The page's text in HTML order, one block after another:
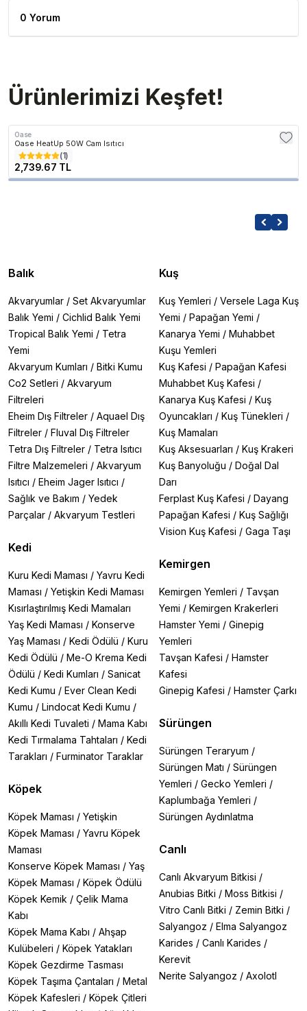
0 Yorum
Ürünlerimizi Keşfet!
Oase
Oase HeatUp 50W Cam Isıtıcı
(1)
2,739.67 TL
Balık
Akvaryumlar / Set Akvaryumlar
Balık Yemi / Cichlid Balık Yemi
Tropical Balık Yemi / Tetra
Yemi
Akvaryum Kumları / Bitki Kumu
Co2 Setleri / Akvaryum
Filtreleri
Eheim Dış Filtreler / Aquael Dış
Filtreler / Fluval Dış Filtreler
Tetra Dış Filtreler / Tetra Isıtıcı
Filtre Malzemeleri / Akvaryum
Isıtıcı / Eheim Jager Isıtıcı /
Sağlık ve Bakım / Yedek
Parçalar / Akvaryum Testleri
Kedi
Kuru Kedi Maması / Yavru Kedi
Maması / Yetişkin Kedi Maması
Kısırlaştırılmış Kedi Mamaları
Yaş Kedi Maması / Konserve
Yaş Maması / Kedi Ödülü / Kuru
Kedi Ödülü / Me-O Krema Kedi
Ödülü / Kedi Kumları / Sanicat
Kedi Kumu / Ever Clean Kedi
Kumu / Lindocat Kedi Kumu /
Akıllı Kedi Tuvaleti / Mama Kabı
Kedi Tırmalama Tahtaları / Kedi
Tarakları / Furminator Taraklar
Köpek
Köpek Maması / Yetişkin
Köpek Maması / Yavru Köpek
Maması
Konserve Köpek Maması / Yaş
Köpek Maması / Köpek Ödülü
Köpek Kemik / Çelik Mama
Kabı
Köpek Mama Kabı / Ahşap
Kulübeleri / Köpek Yatakları
Köpek Gezdirme Tasması
Köpek Taşıma Çantaları / Metal
Köpek Kafesleri / Köpek Çitleri
Kuş
Kuş Yemleri / Versele Laga Kuş
Yemi / Papağan Yemi /
Kanarya Yemi / Muhabbet
Kuşu Yemleri
Kuş Kafesi / Papağan Kafesi
Muhabbet Kuş Kafesi /
Kanarya Kuş Kafesi / Kuş
Oyuncakları / Kuş Tünekleri /
Kuş Mamaları
Kuş Aksesuarları / Kuş Krakeri
Kuş Banyoluğu / Doğal Dal
Darı
Ferplast Kuş Kafesi / Dayang
Papağan Kafesi / Kuş Sağlığı
Vision Kuş Kafesi / Gaga Taşı
Kemirgen
Kemirgen Yemleri / Tavşan
Yemi / Kemirgen Krakerleri
Hamster Yemi / Ginepig
Yemleri
Tavşan Kafesi / Hamster
Kafesi
Ginepig Kafesi / Hamster Çarkı
Sürüngen
Sürüngen Teraryum /
Sürüngen Matı / Sürüngen
Yemleri / Gecko Yemleri /
Kaplumbağa Yemleri /
Sürüngen Aydınlatma
Canlı
Canlı Akvaryum Bitkisi /
Anubias Bitki / Moss Bitkisi /
Vitro Canlı Bitki / Zemin Bitki /
Salyangoz / Elma Salyangoz
Karides / Canlı Karides /
Kerevit
Nerite Salyangoz / Axolotl